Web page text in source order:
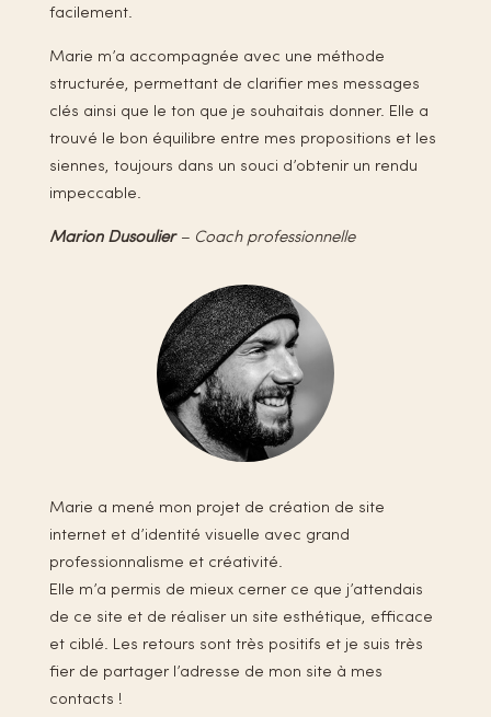
facilement.
Marie m’a accompagnée avec une méthode
structurée, permettant de clarifier mes messages
clés ainsi que le ton que je souhaitais donner. Elle a
trouvé le bon équilibre entre mes propositions et les
siennes, toujours dans un souci d’obtenir un rendu
impeccable.
Marion Dusoulier– Coach professionnelle
Marie a mené mon projet de création de site
internet et d’identité visuelle avec grand
professionnalisme et créativité.
Elle m’a permis de mieux cerner ce que j’attendais
de ce site et de réaliser un site esthétique, efficace
et ciblé. Les retours sont très positifs et je suis très
fier de partager l’adresse de mon site à mes
contacts !